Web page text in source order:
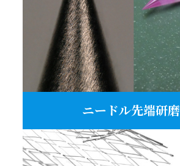
ニードル先端研磨